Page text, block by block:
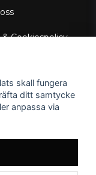
Cookiespolicy
skall fungera
ditt samtycke
anpassa via